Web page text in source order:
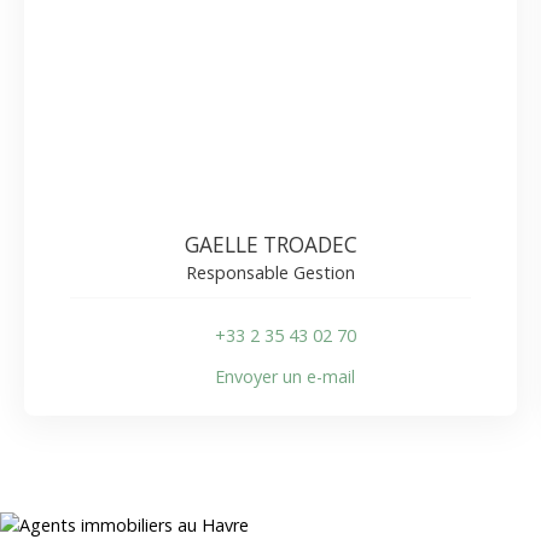
GAELLE TROADEC
Responsable Gestion
+33 2 35 43 02 70
Envoyer un e-mail